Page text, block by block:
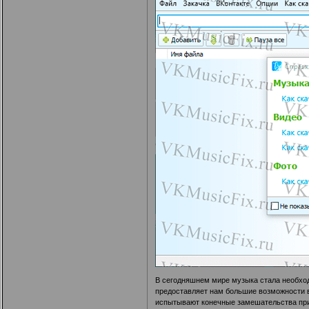
В сегодняшнем мире музыка стала
предоставляет нам большие
испытывают конечные замешательства